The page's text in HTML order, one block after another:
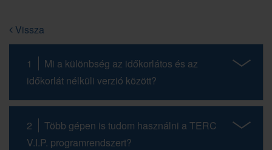
Vissza
1
Mi a különbség az időkorlátos és az
időkorlát nélküli verzió között?
2
Több gépen is tudom használni a TERC
V.I.P. programrendszert?